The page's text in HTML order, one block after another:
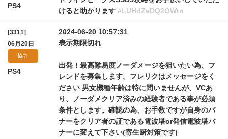
PS4
けると助かります #LUHdZeDQ2OWtn
[3311]
06月20日
協力
PS4
2024-06-20 10:57:31
表示期限切れ
出発！最高難易度ノーダメージを狙いたい為、フ
レンドを募集します。フレリクはメッセージをく
ださい 男女機種年齢は特に問いませんが、VCあ
り、ノーダメクリア済みの経験者である事が必須
条件とします。確認の為、お手数ですが自身のバ
ナーをクリア者の証である電波塔or発信電波塔バ
ナーに変えて下さい(寄生厨対策です)